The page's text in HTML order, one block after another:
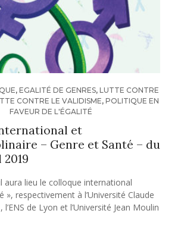
, EGALITÉ DE GENRES, LUTTE CONTRE
CONTRE LE VALIDISME, POLITIQUE EN
FAVEUR DE L'ÉGALITÉ
et
– Genre et Santé – du
aura lieu le colloque international
», respectivement à l’Université Claude
de Lyon et l’Université Jean Moulin